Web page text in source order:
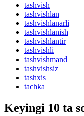
tashvish
tashvishlan
tashvishlanarli
tashvishlanish
tashvishlantir
tashvishli
tashvishmand
tashvishsiz
tashxis
tachka
Keyingi 10 ta